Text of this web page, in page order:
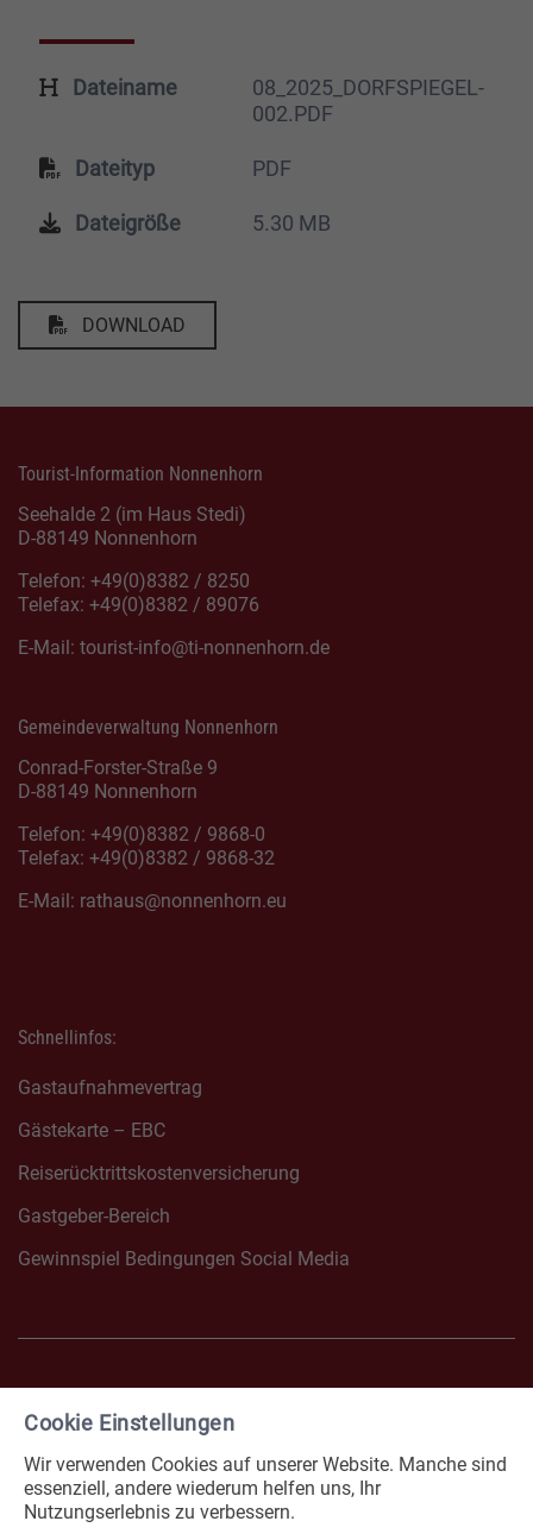
Dateiname
08_2025_DORFSPIEGEL-
002.PDF
Dateityp PDF
Dateigröße 5.30 MB
DOWNLOAD
Tourist-Information Nonnenhorn
Seehalde 2 (im Haus Stedi)
D-88149 Nonnenhorn
Telefon: +49(0)8382 / 8250
Telefax: +49(0)8382 / 89076
E-Mail: tourist-info@ti-nonnenhorn.de
Gemeindeverwaltung Nonnenhorn
Conrad-Forster-Straße 9
D-88149 Nonnenhorn
Telefon: +49(0)8382 / 9868-0
Telefax: +49(0)8382 / 9868-32
E-Mail: rathaus@nonnenhorn.eu
Schnellinfos:
Gastaufnahmevertrag
Gästekarte – EBC
Reiserücktrittskostenversicherung
Gastgeber-Bereich
Gewinnspiel Bedingungen Social Media
FACEBOOK NONNENHORN
Impressum
Datenschutz
Cookie Einstellungen
Wir verwenden Cookies auf unserer Website. Manche sind
essenziell, andere wiederum helfen uns, Ihr
Nutzungserlebnis zu verbessern.